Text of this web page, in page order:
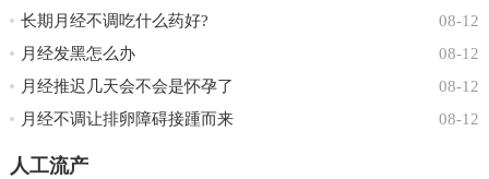
08-12
长期月经不调吃什么药好?
08-12
月经发黑怎么办
08-12
月经推迟几天会不会是怀孕了
08-12
月经不调让排卵障碍接踵而来
人工流产